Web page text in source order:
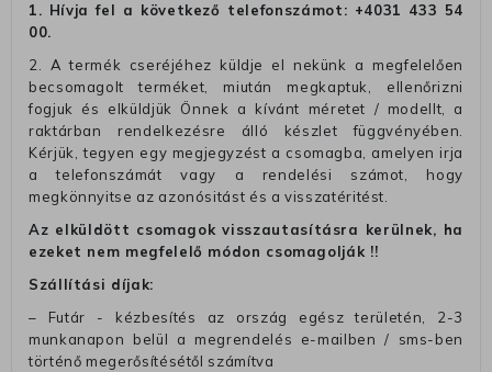
1. Hívja fel a következő telefonszámot: +4031 433 54
00.
2. A termék cseréjéhez küldje el nekünk a megfelelően
becsomagolt terméket, miután megkaptuk, ellenőrizni
fogjuk és elküldjük Önnek a kívánt méretet / modellt, a
raktárban rendelkezésre álló készlet függvényében.
Kérjük, tegyen egy megjegyzést a csomagba, amelyen irja
a telefonszámát vagy a rendelési számot, hogy
megkönnyitse az azonósitást és a visszatéritést.
Az elküldött csomagok visszautasításra kerülnek, ha
ezeket nem megfelelő módon csomagolják !!
Szállítási díjak:
– Futár - kézbesítés az ország egész területén, 2-3
munkanapon belül a megrendelés e-mailben / sms-ben
történő megerősítésétől számítva